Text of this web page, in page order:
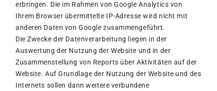
erbringen. Die im Rahmen von Google Analytics von
Ihrem Browser übermittelte IP-Adresse wird nicht mit
anderen Daten von Google zusammengeführt.
Die Zwecke der Datenverarbeitung liegen in der
Auswertung der Nutzung der Website und in der
Zusammenstellung von Reports über Aktivitäten auf der
Website. Auf Grundlage der Nutzung der Website und des
Internets sollen dann weitere verbundene